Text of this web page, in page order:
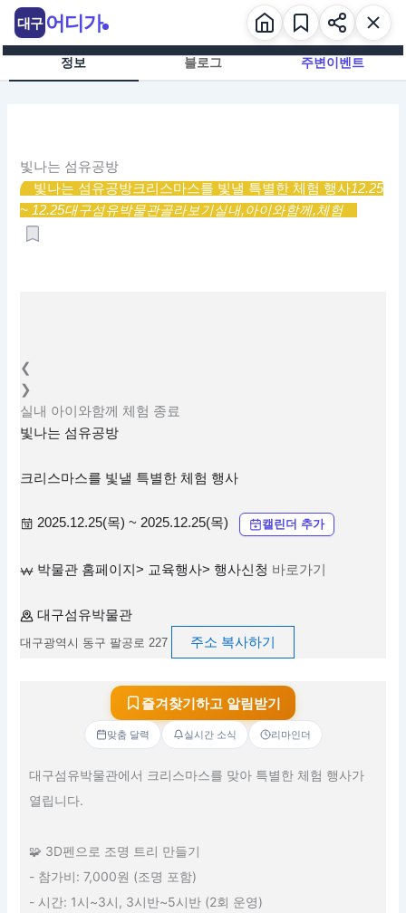
츠
정보 블로그 주변이벤트
빛나는 섬유공방
빛나는 섬유공방크리스마스를 빛낼 특별한 체험 행사12.25
~ 12.25대구섬유박물관골라보기실내,아이와함께,체험
❮
❯
실내 아이와함께 체험 종료
빛나는 섬유공방
크리스마스를 빛낼 특별한 체험 행사
2025.12.25(목) ~ 2025.12.25(목) 캘린더 추가
박물관 홈페이지> 교육행사> 행사신청 바로가기
대구섬유박물관
대구광역시 동구 팔공로 227 주소 복사하기
즐겨찾기하고 알림받기
맞춤 달력 실시간 소식 리마인더
대구섬유박물관에서 크리스마스를 맞아 특별한 체험 행사가
열립니다.
🧩 3D펜으로 조명 트리 만들기
- 참가비: 7,000원 (조명 포함)
- 시간: 1시~3시, 3시반~5시반 (2회 운영)
대구 어디가